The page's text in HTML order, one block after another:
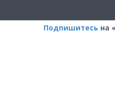
Подпишитесь на